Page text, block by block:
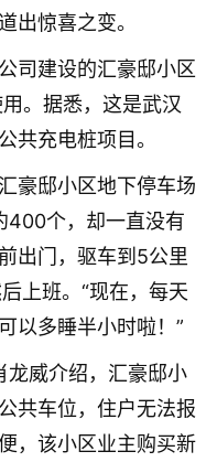
出惊喜之变。
司建设的汇豪邸小区
。据悉，这是武汉
共充电桩项目。
豪邸小区地下停车场
400个，却一直没有
出门，驱车到5公里
上班。“现在，每天
以多睡半小时啦！”
龙威介绍，汇豪邸小
共车位，住户无法报
，该小区业主购买新